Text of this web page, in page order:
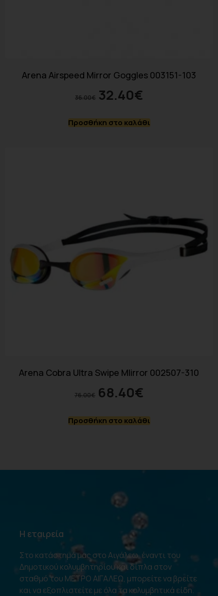
Arena Airspeed Mirror Goggles 003151-103
36.00€ 32.40€
Προσθήκη στο καλάθι
Arena Cobra Ultra Swipe MIirror 002507-310
76.00€ 68.40€
Προσθήκη στο καλάθι
Η εταιρεία
Στο κατάστημά μας στο Αιγάλεω, έναντι του
Δημοτικού κολυμβητηρίου και δίπλα στον
σταθμό του ΜΕΤΡΟ ΑΙΓΑΛΕΩ, μπορείτε να βρείτε
και να εξοπλιστείτε με όλα τα κολυμβητικά είδη.